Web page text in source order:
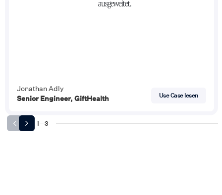
ausgeweitet.
Jonathan Adly
Senior Engineer, GiftHealth
Use Case lesen
1—3